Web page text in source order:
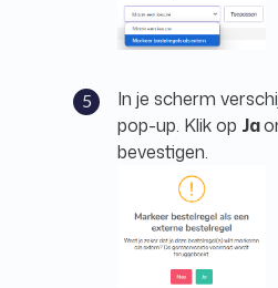
In je scherm
pop-up. Klik op Ja
bevestigen.